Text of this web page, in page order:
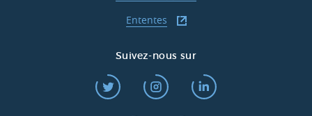
Ententes
Suivez-nous sur